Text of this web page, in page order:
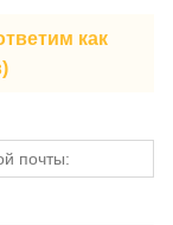
как